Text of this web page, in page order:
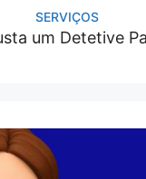
SERVIÇOS
um Detetive